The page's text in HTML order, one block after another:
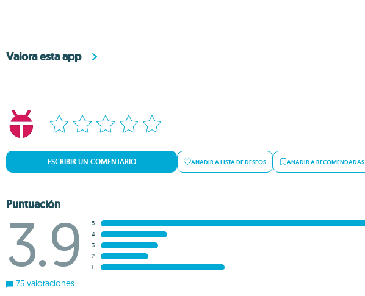
Valora esta app
ESCRIBIR UN COMENTARIO AÑADIR A LISTA DE DESEOS AÑADIR A RECOMENDADAS
Puntuación
3.9
5
4
3
2
1
75 valoraciones